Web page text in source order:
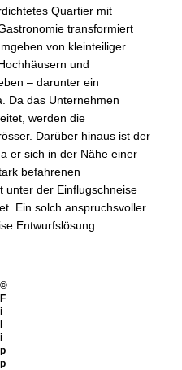
Quartier mit
transformiert
von kleinteiliger
und
– darunter ein
Da das Unternehmen
werden die
Darüber hinaus ist der
er sich in der Nähe einer
befahrenen
unter der Einflugschneise
Ein solch anspruchsvoller
Entwurfslösung.
©
F
i
i
p
p